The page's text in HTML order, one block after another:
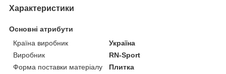
Характеристики
Основні атрибути
Країна виробник
Україна
Виробник
RN-Sport
Форма поставки матеріалу
Плитка